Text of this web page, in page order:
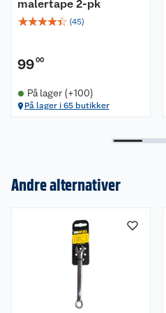
malertape 2-pk
☆☆☆☆☆ (45)
9900
På lager (+100)
På lager i 65 butikker
Andre alternativer
Kundeservice
Om oss
Våre merkevarer